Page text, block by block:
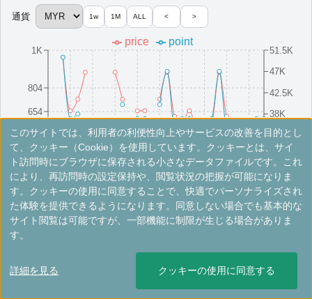
More...
1 - 1 件 / 全 1 件
8/1(Fri)8/4(Mon)8/7(Thu)8/10(Sun)8/13(Wed)8/16(Sat)8/19(Tue)8/22(Fri)8/25(Mon)8/28(Thu)
504
654
804
1K
33.5K
38K
42.5K
47K
51.5K
price point
※手数料別。レートは目安ですので最新の情報は公式サイトでご確認ください。
通貨 1w 1M ALL < >
ザ・リッツ・カールトン・クアラルンプー
ル
する5つ星ホテル。
このサイトでは、利用者の利便性向上やサービスの改善を目的とし
て、クッキー（Cookie）を使用しています。クッキーとは、サイ
ト訪問時にブラウザに保存される小さなデータファイルです。これ
により、再訪問時の設定保持や、閲覧状況の把握が可能になりま
す。クッキーの使用に同意することで、快適でパーソナライズされ
た体験を提供できるようになります。同意しない場合でも基本的な
サイト閲覧は可能ですが、一部機能に制限が生じる場合がありま
す。
詳細を見る クッキーの使用に同意する